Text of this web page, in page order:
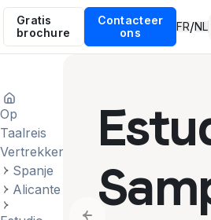
Gratis
brochure
Contacteer
ons
FR/NL
Op
Taalreis
Vertrekken
Spanje
Alicante